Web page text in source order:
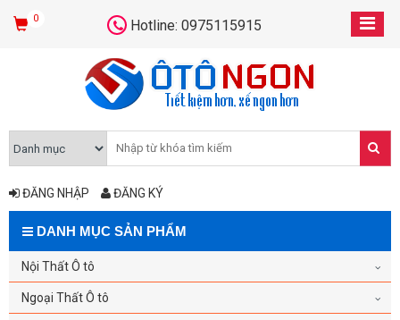
0 Hotline: 0975115915
ĐĂNG NHẬP ĐĂNG KÝ
DANH MỤC SẢN PHẨM
Nội Thất Ô tô
Ngoại Thất Ô tô